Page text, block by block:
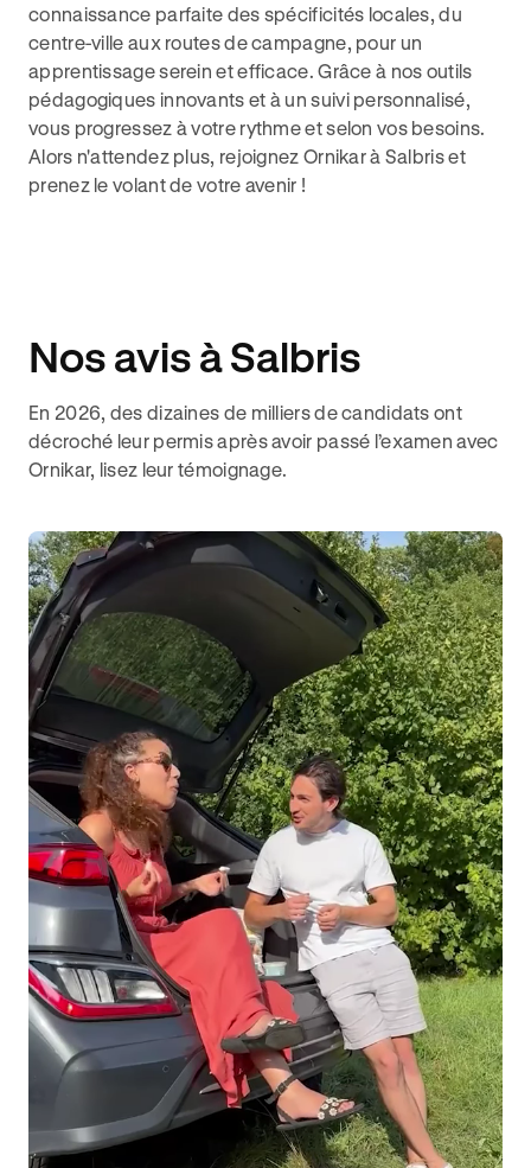
connaissance parfaite des spécificités locales, du
centre-ville aux routes de campagne, pour un
apprentissage serein et efficace. Grâce à nos outils
pédagogiques innovants et à un suivi personnalisé,
vous progressez à votre rythme et selon vos besoins.
Alors n'attendez plus, rejoignez Ornikar à Salbris et
prenez le volant de votre avenir !
Nos avis à Salbris
En 2026, des dizaines de milliers de candidats ont
décroché leur permis après avoir passé l’examen avec
Ornikar, lisez leur témoignage.